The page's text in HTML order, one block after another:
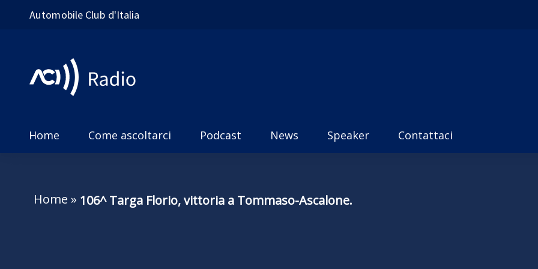
Automobile Club d'Italia
Home Come ascoltarci Podcast News Speaker Contattaci
Home » 106^ Targa Florio, vittoria a Tommaso-Ascalone.